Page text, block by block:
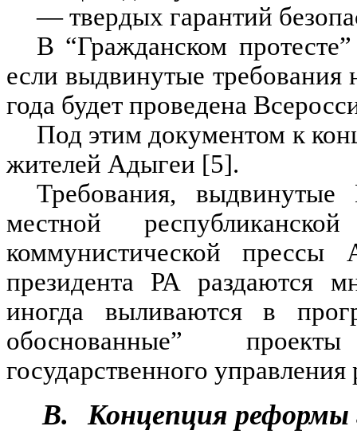
— твердых гарантий
В “Гражданском
если выдвинутые
года будет проведена
Под этим документом к
жителей Адыгеи [5].
Требования,
местной
коммунистической
президента РА раздаются
иногда выливаются в
обоснованные”
государственного
B. Концепция реформы